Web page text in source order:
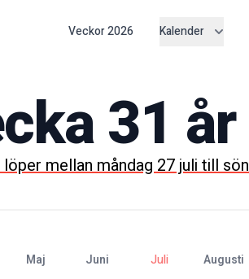
Veckor2026 Kalender
31 år
löper mellanmåndag 27 julitill
maj juni juli augusti